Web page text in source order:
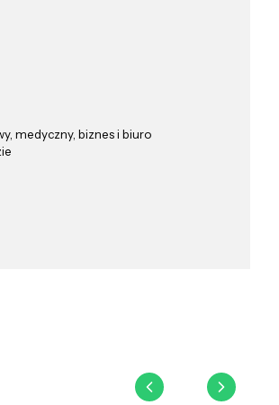
medyczny, biznes i biuro